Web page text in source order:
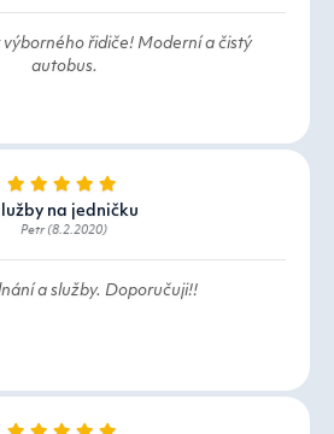
řidiče! Moderní a čistý
autobus.
na jedničku
Petr (8.2.2020)
a služby. Doporučuji!!